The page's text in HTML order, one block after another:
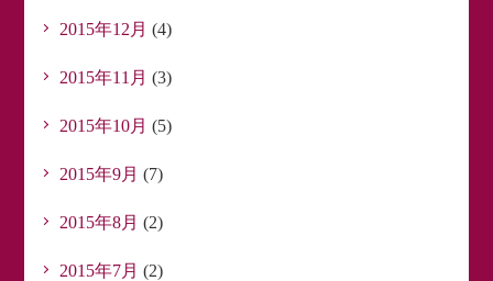
2015年12月 (4)
2015年11月 (3)
2015年10月 (5)
2015年9月 (7)
2015年8月 (2)
2015年7月 (2)